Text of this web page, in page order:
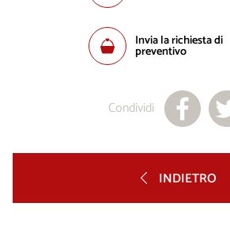
Invia la richiesta di
preventivo
Condividi
INDIETRO